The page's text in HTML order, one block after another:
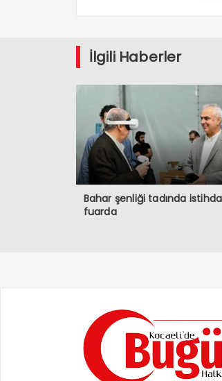
İlgili Haberler
Bahar şenliği tadında
fuarda